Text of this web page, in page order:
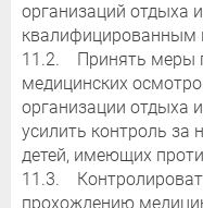
организаций отдыха
квалифицированным
11.2. Принять меры
медицинских
организации отдыха
усилить контроль за
детей, имеющих
11.3.
прохождению